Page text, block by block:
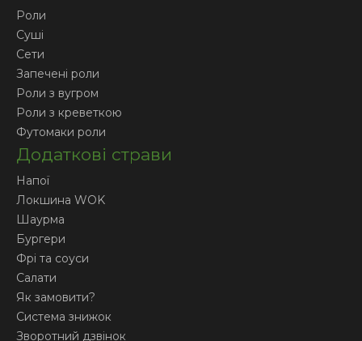
Роли
Суші
Сети
Запечені роли
Роли з вугром
Роли з креветкою
Футомаки роли
Додаткові страви
Напої
Локшина WOK
Шаурма
Бургери
Фрі та соуси
Салати
Як замовити?
Система знижок
Зворотний дзвінок